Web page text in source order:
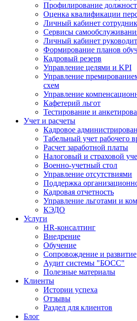
Профилирование
Оценка квалификации
Личный кабинет
Сервисы
Личный кабинет
Формирование планов
Кадровый резерв
Управление целями и KPI
Управление
схем
Управление
Кафетерий льгот
Тестирование и
Учет и расчеты
Кадровое
Табельный учет рабочего
Расчет заработной платы
Налоговый и страховой
Военно-учетный стол
Управление отсутствиями
Поддержка
Кадровая отчетность
Управление льготами и
КЭДО
Услуги
HR-консалтинг
Внедрение
Обучение
Сопровождение и развитие
Аудит системы "БОСС"
Полезные материалы
Клиенты
Истории успеха
Отзывы
Раздел для клиентов
Блог